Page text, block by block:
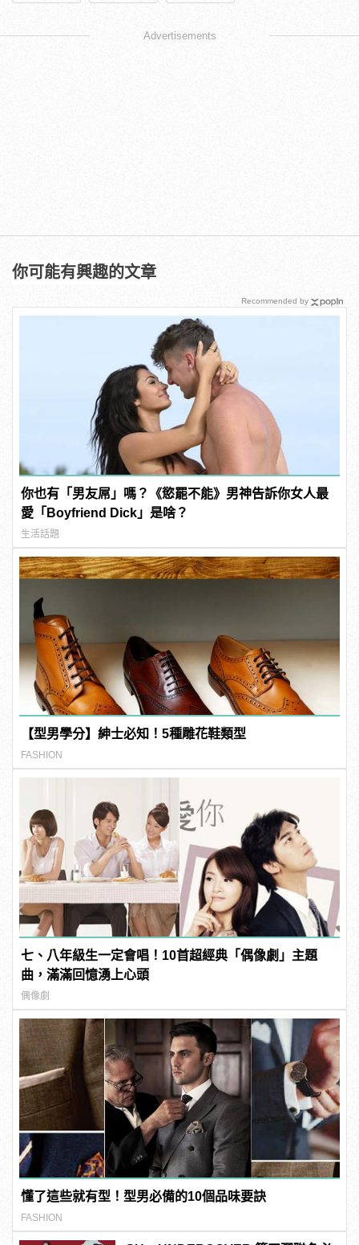
Advertisements
你可能有興趣的文章
你也有「男友屌」嗎？《慾罷不能》男神告訴你女人最
愛「Boyfriend Dick」是啥？
生活話題
【型男學分】紳士必知！5種雕花鞋類型
FASHION
七、八年級生一定會唱！10首超經典「偶像劇」主題
曲，滿滿回憶湧上心頭
偶像劇
懂了這些就有型！型男必備的10個品味要訣
FASHION
Recommended by